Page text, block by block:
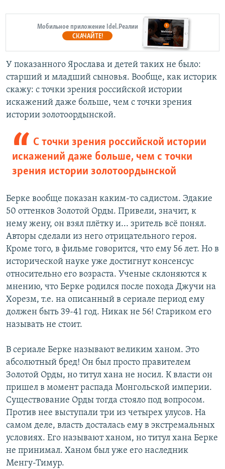
Мобильное приложение Idel.Реалии
СКАЧАЙТЕ!
У показанного Ярослава и детей таких не было:
старший и младший сыновья. Вообще, как историк
скажу: с точки зрения российской истории
искажений даже больше, чем с точки зрения
истории золотоордынской.
С точки зрения российской истории
искажений даже больше, чем с точки
зрения истории золотоордынской
Берке вообще показан каким-то садистом. Эдакие
50 оттенков Золотой Орды. Привели, значит, к
нему жену, он взял плётку и... зритель всё понял.
Авторы сделали из него отрицательного героя.
Кроме того, в фильме говорится, что ему 56 лет. Но в
исторической науке уже достигнут консенсус
относительно его возраста. Ученые склоняются к
мнению, что Берке родился после похода Джучи на
Хорезм, т.е. на описанный в сериале период ему
должен быть 39-41 год. Никак не 56! Стариком его
называть не стоит.
В сериале Берке называют великим ханом. Это
абсолютный бред! Он был просто правителем
Золотой Орды, но титул хана не носил. К власти он
пришел в момент распада Монгольской империи.
Существование Орды тогда стояло под вопросом.
Против нее выступали три из четырех улусов. На
самом деле, власть досталась ему в экстремальных
условиях. Его называют ханом, но титул хана Берке
не принимал. Ханом был уже его наследник
Менгу-Тимур.